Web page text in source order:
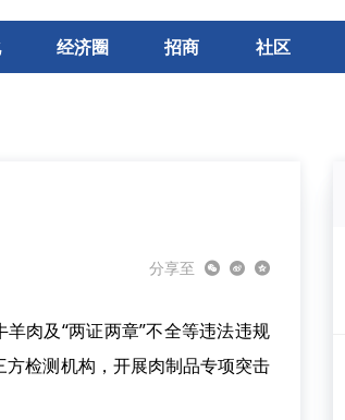
经济圈 招商 社区
分享至
肉及“两证两章”不全等违法违规
检测机构，开展肉制品专项突击